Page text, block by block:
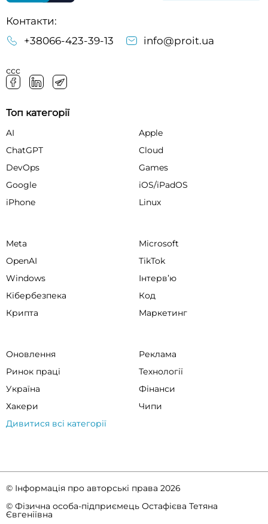
Контакти:
+38066-423-39-13
info@proit.ua
ссс
Топ категорії
AI
Apple
ChatGPT
Cloud
DevOps
Games
Google
iOS/iPadOS
iPhone
Linux
Meta
Microsoft
OpenAI
TikTok
Windows
Інтервʼю
Кібербезпека
Код
Крипта
Маркетинг
Оновлення
Реклама
Ринок праці
Технології
Україна
Фінанси
Хакери
Чипи
Дивитися всі категорії
© Інформація про авторські права 2026
© Фізична особа-підприємець Остафієва Тетяна
Євгеніївна